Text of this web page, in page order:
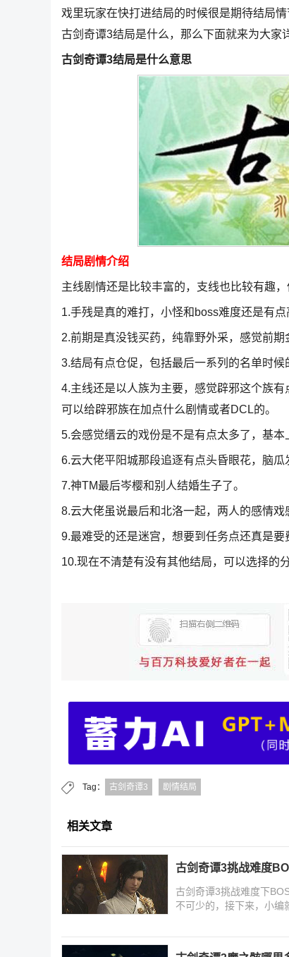
戏里玩家在快打进结局的时候很是期待结局
古剑奇谭3结局是什么，那么下面就来为大家
古剑奇谭3结局是什么意思
结局剧情介绍
主线剧情还是比较丰富的，支线也比较有趣
1.手残是真的难打，小怪和boss难度还是有点
2.前期是真没钱买药，纯靠野外采，感觉前
3.结局有点仓促，包括最后一系列的名单时
4.主线还是以人族为主要，感觉辟邪这个族
可以给辟邪族在加点什么剧情或者DCL的。
5.会感觉缙云的戏份是不是有点太多了，基
6.云大佬平阳城那段追逐有点头昏眼花，脑瓜
7.神TM最后岑樱和别人结婚生子了。
8.云大佬虽说最后和北洛一起，两人的感情戏
9.最难受的还是迷宫，想要到任务点还真是要
10.现在不清楚有没有其他结局，可以选择的
Tag： 古剑奇谭3 剧情结局
相关文章
古剑奇谭3挑战难度
古剑奇谭3挑战难度下
不可少的，接下来，小编